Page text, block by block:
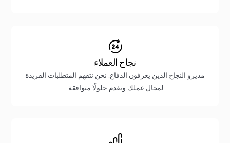
نجاح العملاء
مديرو النجاح الذين يعرفون الدفاع. نحن نتفهم المتطلبات الفريدة
لمجال عملك ونقدم حلولًا متوافقة.